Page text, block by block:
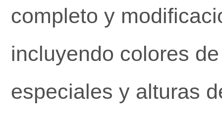
completo y
incluyendo colores
especiales y alturas